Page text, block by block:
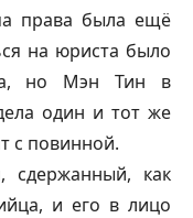
права была ещё
на юриста было
но Мэн Тин в
один и тот же
с повинной.
сдержанный, как
и его в лицо